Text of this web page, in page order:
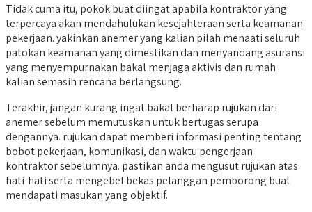
Tidak cuma itu, pokok buat diingat apabila kontraktor yang
terpercaya akan mendahulukan kesejahteraan serta keamanan
pekerjaan. yakinkan anemer yang kalian pilah menaati seluruh
patokan keamanan yang dimestikan dan menyandang asuransi
yang menyempurnakan bakal menjaga aktivis dan rumah
kalian semasih rencana berlangsung.
Terakhir, jangan kurang ingat bakal berharap rujukan dari
anemer sebelum memutuskan untuk bertugas serupa
dengannya. rujukan dapat memberi informasi penting tentang
bobot pekerjaan, komunikasi, dan waktu pengerjaan
kontraktor sebelumnya. pastikan anda mengusut rujukan atas
hati-hati serta mengebel bekas pelanggan pemborong buat
mendapati masukan yang objektif.